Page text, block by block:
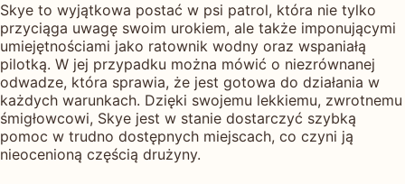
Skye to wyjątkowa postać w psi patrol, która nie tylko
przyciąga uwagę swoim urokiem, ale także imponującymi
umiejętnościami jako ratownik wodny oraz wspaniałą
pilotką. W jej przypadku można mówić o niezrównanej
odwadze, która sprawia, że jest gotowa do działania w
każdych warunkach. Dzięki swojemu lekkiemu, zwrotnemu
śmigłowcowi, Skye jest w stanie dostarczyć szybką
pomoc w trudno dostępnych miejscach, co czyni ją
nieocenioną częścią drużyny.